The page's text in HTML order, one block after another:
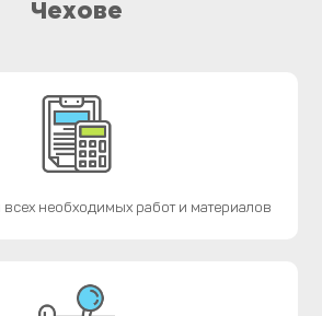
Чехове
всех необходимых работ и материалов